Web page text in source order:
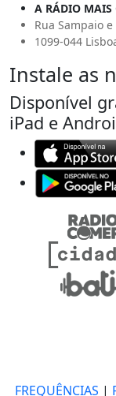
A RÁDIO MAIS
Rua Sampaio
1099-044
Instale as
Disponível
iPad e
FREQUÊNCIAS |